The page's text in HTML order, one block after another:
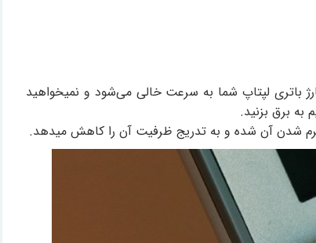
باتری لپتاپ شما به سرعت خالی می‌شود و نمیخواهید
به برق بزنید.